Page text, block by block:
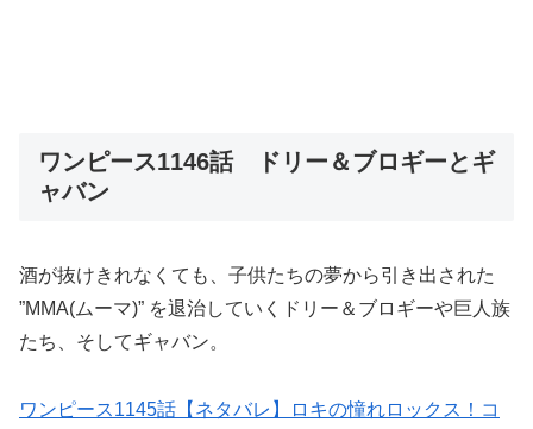
ワンピース1146話 ドリー＆ブロギーとギ
ャバン
酒が抜けきれなくても、子供たちの夢から引き出された
”MMA(ムーマ)” を退治していくドリー＆ブロギーや巨人族
たち、そしてギャバン。
ワンピース1145話【ネタバレ】ロキの憧れロックス！コ